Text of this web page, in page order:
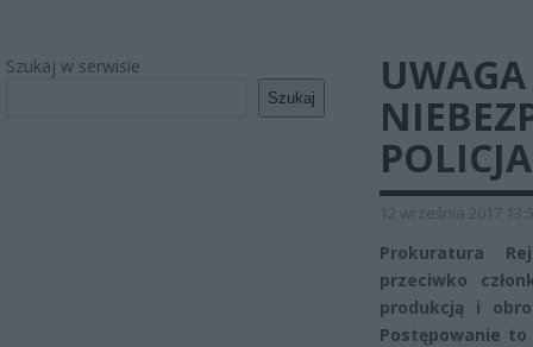
Szukaj w serwisie
Szukaj
12 września 2017
Prokuratura
przeciwko
produkcją i
Postępowanie to